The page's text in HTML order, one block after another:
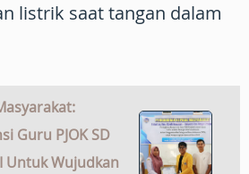
listrik saat tangan dalam
Guru PJOK SD
Untuk Wujudkan